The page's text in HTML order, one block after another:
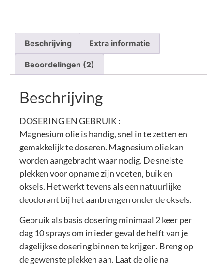
Beschrijving Extra informatie
Beoordelingen (2)
Beschrijving
DOSERING EN GEBRUIK :
Magnesium olie is handig, snel in te zetten en
gemakkelijk te doseren. Magnesium olie kan
worden aangebracht waar nodig. De snelste
plekken voor opname zijn voeten, buik en
oksels. Het werkt tevens als een natuurlijke
deodorant bij het aanbrengen onder de oksels.
Gebruik als basis dosering minimaal 2 keer per
dag 10 sprays om in ieder geval de helft van je
dagelijkse dosering binnen te krijgen. Breng op
de gewenste plekken aan. Laat de olie na